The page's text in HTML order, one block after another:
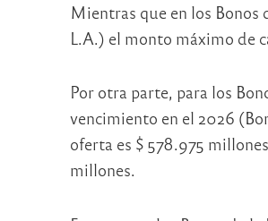
Mientras que en los Bonos
L.A.) el monto máximo de
Por otra parte, para los
vencimiento en el 2026
oferta es $ 578.975
millones.